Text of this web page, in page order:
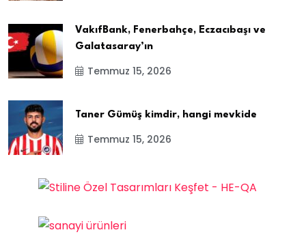
VakıfBank, Fenerbahçe, Eczacıbaşı ve
Galatasaray’ın
Temmuz 15, 2026
Taner Gümüş kimdir, hangi mevkide
Temmuz 15, 2026